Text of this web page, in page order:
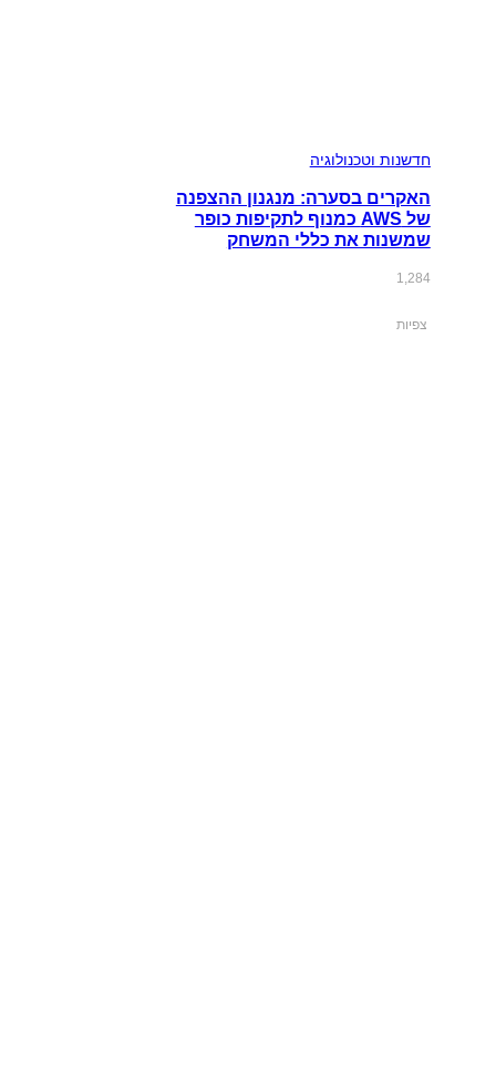
חדשנות וטכנולוגיה
האקרים בסערה: מנגנון ההצפנה
של AWS כמנוף לתקיפות כופר
שמשנות את כללי המשחק
1,284
צפיות